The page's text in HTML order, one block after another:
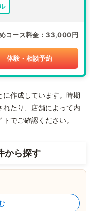
コース料金 33,000円
体験・相談予約
に作成しています。時期
れたり、店舗によって内
でご確認ください。
から探す